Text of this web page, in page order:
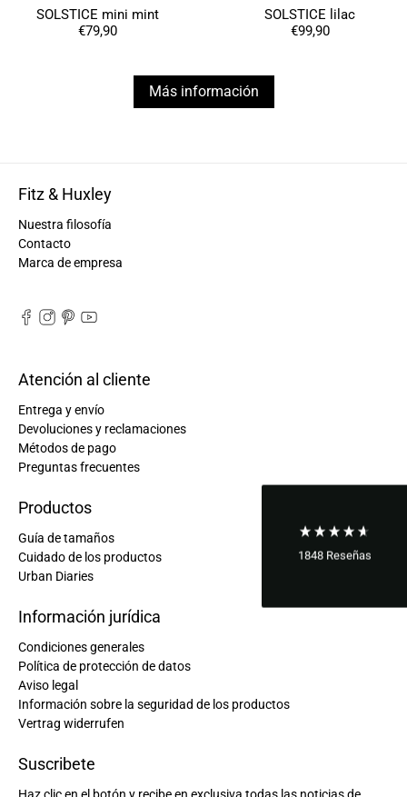
1848 Reseñas
SOLSTICE mini mint
€79,90
SOLSTICE lilac
€99,90
Más información
Fitz & Huxley
Nuestra filosofía
Contacto
Marca de empresa
Atención al cliente
Entrega y envío
Devoluciones y reclamaciones
Métodos de pago
Preguntas frecuentes
Productos
Guía de tamaños
Cuidado de los productos
Urban Diaries
Información jurídica
Condiciones generales
Política de protección de datos
Aviso legal
Información sobre la seguridad de los productos
Vertrag widerrufen
Suscribete